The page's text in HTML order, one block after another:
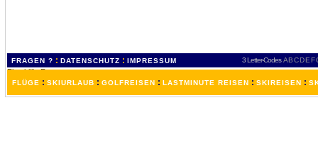
FRAGEN ? : DATENSCHUTZ : IMPRESSUM 3 Letter-Codes ABCDEF
FLÜGE : SKIURLAUB : GOLFREISEN : LASTMINUTE REISEN : SKIREISEN :